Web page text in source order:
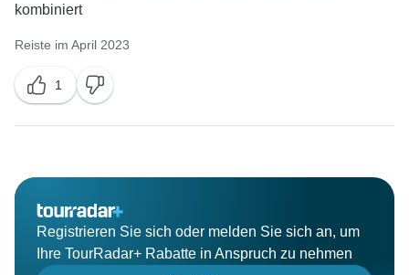
kombiniert
Reiste im April 2023
1
Registrieren Sie sich oder melden Sie sich an, um
Ihre TourRadar+ Rabatte in Anspruch zu nehmen